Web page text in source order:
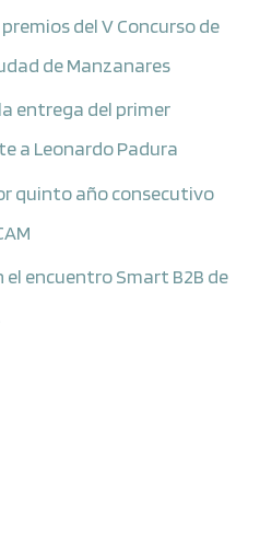
del V Concurso de
de Manzanares
entrega del primer
a Leonardo Padura
quinto año consecutivo
el encuentro Smart B2B de